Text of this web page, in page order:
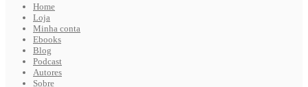
Home
Loja
Minha conta
Ebooks
Blog
Podcast
Autores
Sobre